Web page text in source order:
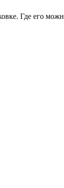
Где его